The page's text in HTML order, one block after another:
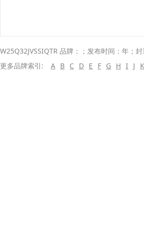
W25Q32JVSSIQTR 品牌：；发布时间：年；
更多品牌索引:
A B C D E F G H I J K